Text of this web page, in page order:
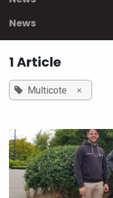
News
1 Article
Multicote ×